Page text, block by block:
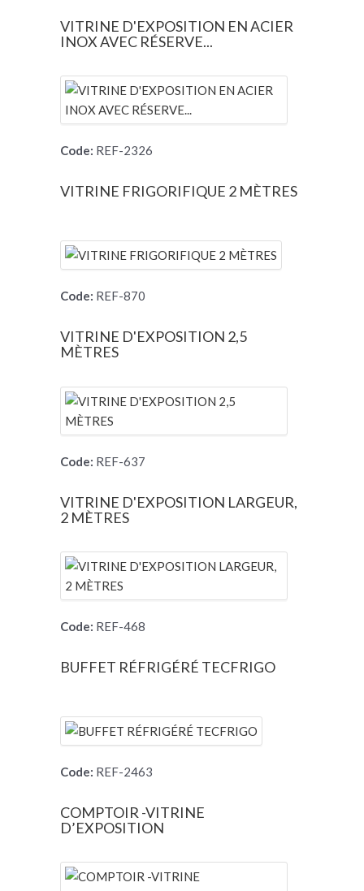
VITRINE D'EXPOSITION EN ACIER
INOX AVEC RÉSERVE...
Code: REF-2326
VITRINE FRIGORIFIQUE 2 MÈTRES
Code: REF-870
VITRINE D'EXPOSITION 2,5
MÈTRES
Code: REF-637
VITRINE D'EXPOSITION LARGEUR,
2 MÈTRES
Code: REF-468
BUFFET RÉFRIGÉRÉ TECFRIGO
Code: REF-2463
COMPTOIR -VITRINE
D’EXPOSITION